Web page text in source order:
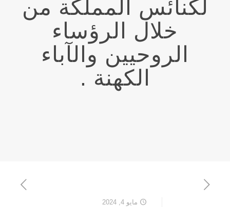
لكنائس المملكة من
خلال الرؤساء
الروحيين والآباء
الكهنة .
مايو 4, 2024